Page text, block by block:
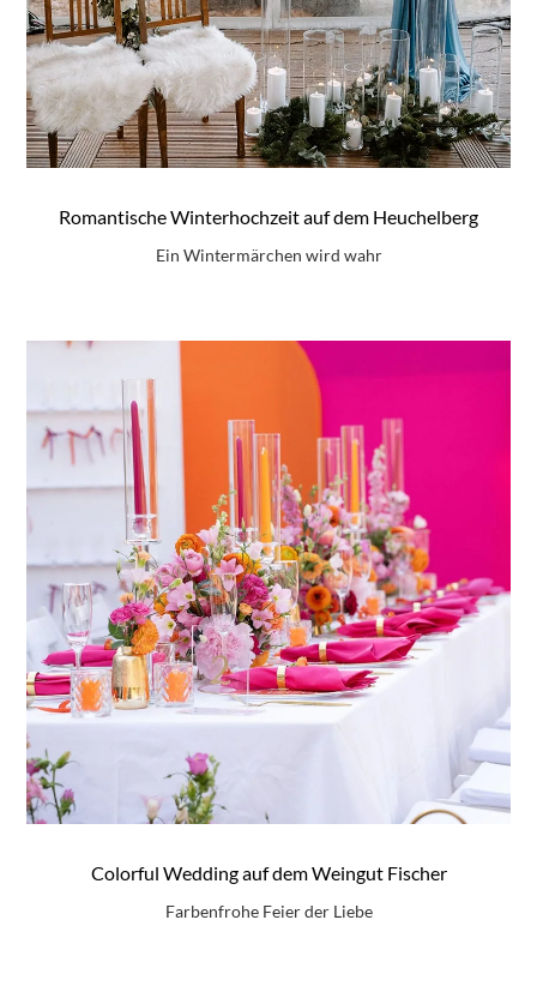
Romantische Winterhochzeit auf dem Heuchelberg
Ein Wintermärchen wird wahr
Colorful Wedding auf dem Weingut Fischer
Farbenfrohe Feier der Liebe